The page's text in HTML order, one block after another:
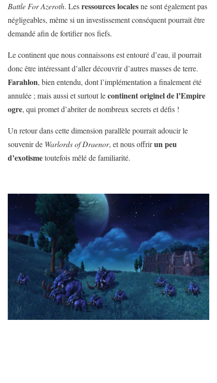
Battle For Azeroth. Lesressourceslocalesne sont également pas
négligeables, même si un investissement conséquent pourrait être
demandé afin de fortifier nos fiefs.
Le continent que nous connaissons est entouré d’eau, il pourrait
donc être intéressant d’aller découvrir d’autres masses de terre.
Farahlon, bien entendu, dont l’implémentation a finalement été
annulée ; mais aussi et surtout lecontinent originel de l’Empire
ogre, qui promet d’abriter de nombreux secrets et défis !
Un retour dans cette dimension parallèle pourrait adoucir le
souvenir de Warlords of Draenor, et nous offrirunpeu
d’exotismetoutefois mêlé de familiarité.